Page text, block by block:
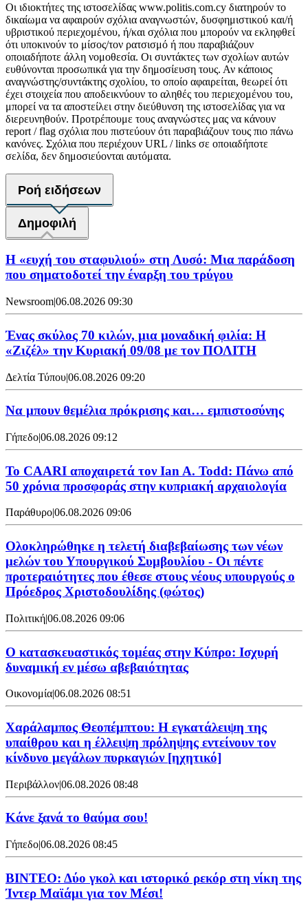
Οι ιδιοκτήτες της ιστοσελίδας www.politis.com.cy διατηρούν το
δικαίωμα να αφαιρούν σχόλια αναγνωστών, δυσφημιστικού και/ή
υβριστικού περιεχομένου, ή/και σχόλια που μπορούν να εκληφθεί
ότι υποκινούν το μίσος/τον ρατσισμό ή που παραβιάζουν
οποιαδήποτε άλλη νομοθεσία. Οι συντάκτες των σχολίων αυτών
ευθύνονται προσωπικά για την δημοσίευση τους. Αν κάποιος
αναγνώστης/συντάκτης σχολίου, το οποίο αφαιρείται, θεωρεί ότι
έχει στοιχεία που αποδεικνύουν το αληθές του περιεχομένου του,
μπορεί να τα αποστείλει στην διεύθυνση της ιστοσελίδας για να
διερευνηθούν. Προτρέπουμε τους αναγνώστες μας να κάνουν
report / flag σχόλια που πιστεύουν ότι παραβιάζουν τους πιο πάνω
κανόνες. Σχόλια που περιέχουν URL / links σε οποιαδήποτε
σελίδα, δεν δημοσιεύονται αυτόματα.
Ροή ειδήσεων
Δημοφιλή
Η «ευχή του σταφυλιού» στη Λυσό: Μια παράδοση
που σηματοδοτεί την έναρξη του τρύγου
Newsroom|06.08.2026 09:30
Ένας σκύλος 70 κιλών, μια μοναδική φιλία: Η
«Ζιζέλ» την Κυριακή 09/08 με τον ΠΟΛΙΤΗ
Δελτία Τύπου|06.08.2026 09:20
Να μπουν θεμέλια πρόκρισης και… εμπιστοσύνης
Γήπεδο|06.08.2026 09:12
Το CAARI αποχαιρετά τον Ian A. Todd: Πάνω από
50 χρόνια προσφοράς στην κυπριακή αρχαιολογία
Παράθυρο|06.08.2026 09:06
Ολοκληρώθηκε η τελετή διαβεβαίωσης των νέων
μελών του Υπουργικού Συμβουλίου - Οι πέντε
προτεραιότητες που έθεσε στους νέους υπουργούς ο
Πρόεδρος Χριστοδουλίδης (φώτος)
Πολιτική|06.08.2026 09:06
Ο κατασκευαστικός τομέας στην Κύπρο: Ισχυρή
δυναμική εν μέσω αβεβαιότητας
Οικονομία|06.08.2026 08:51
Χαράλαμπος Θεοπέμπτου: Η εγκατάλειψη της
υπαίθρου και η έλλειψη πρόληψης εντείνουν τον
κίνδυνο μεγάλων πυρκαγιών [ηχητικό]
Περιβάλλον|06.08.2026 08:48
Κάνε ξανά το θαύμα σου!
Γήπεδο|06.08.2026 08:45
ΒΙΝΤΕΟ: Δύο γκολ και ιστορικό ρεκόρ στη νίκη της
Ίντερ Μαϊάμι για τον Μέσι!